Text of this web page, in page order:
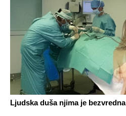
Ljudska duša njima je bezvredna